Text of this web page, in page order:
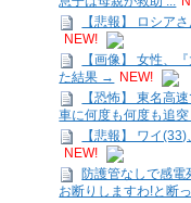
【悲報】 ロシア
NEW!
【画像】 女性、
た結果 →
NEW!
【恐怖】 東名高
車に何度も何度も追突
【悲報】 ワイ
NEW!
防護管なしで感電
お断りしますわ!と断